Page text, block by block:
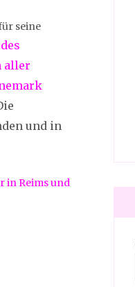
seine
aller
und in
in Reims und